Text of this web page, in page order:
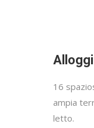
Alloggi
16
ampia
letto.